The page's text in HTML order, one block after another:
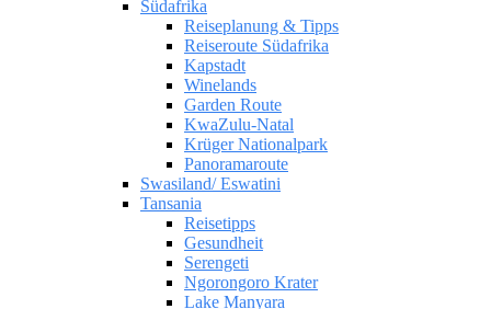
Südafrika
Reiseplanung & Tipps
Reiseroute Südafrika
Kapstadt
Winelands
Garden Route
KwaZulu-Natal
Krüger Nationalpark
Panoramaroute
Swasiland/ Eswatini
Tansania
Reisetipps
Gesundheit
Serengeti
Ngorongoro Krater
Lake Manyara